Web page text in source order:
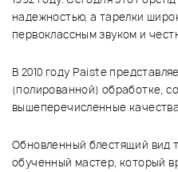
надежностью, а тарелки
первоклассным звуком и
В 2010 году Paiste
(полированной) обработке,
вышеперечисленные
Обновленный блестящий вид
обученный мастер, который